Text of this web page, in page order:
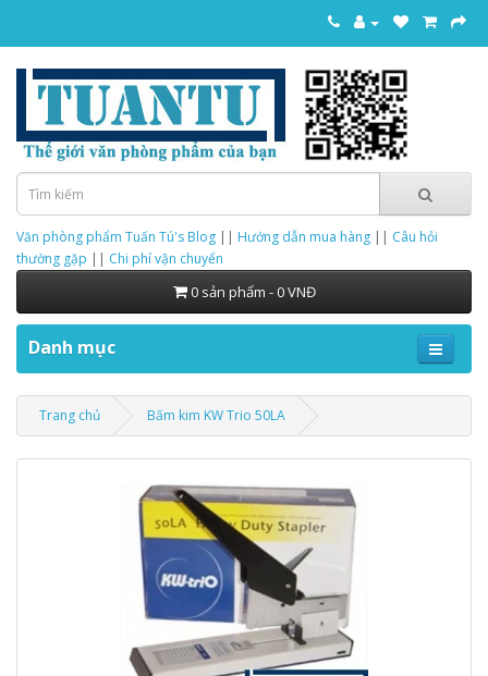
Văn phòng phẩm Tuấn Tú's Blog || Hướng dẫn mua hàng || Câu hỏi
thường gặp || Chi phí vận chuyển
0 sản phẩm - 0 VNĐ
Danh mục
Trang chủ Bấm kim KW Trio 50LA